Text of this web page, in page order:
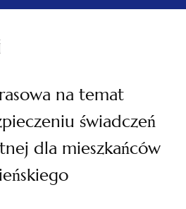
na temat
świadczeń
dla mieszkańców